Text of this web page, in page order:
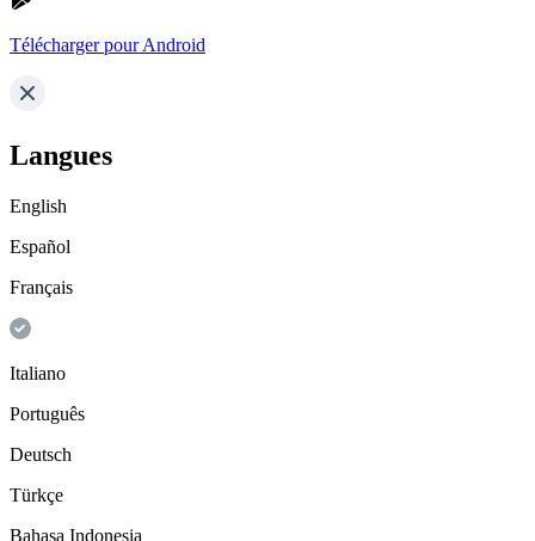
Télécharger pour Android
Langues
English
Español
Français
Italiano
Português
Deutsch
Türkçe
Bahasa Indonesia